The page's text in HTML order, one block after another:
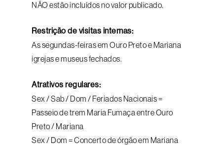
NÃO estão incluídos no valor publicado.
Restrição de visitas internas:
As segundas-feiras em Ouro Preto e Mariana
igrejas e museus fechados.
Atrativos regulares:
Sex / Sab / Dom / Feriados Nacionais =
Passeio de trem Maria Fumaça entre Ouro
Preto / Mariana
Sex / Dom = Concerto de órgão em Mariana